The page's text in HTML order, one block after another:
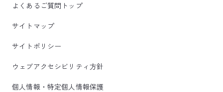
よくあるご質問トップ
サイトマップ
サイトポリシー
ウェブアクセシビリティ方針
個人情報・特定個人情報保護